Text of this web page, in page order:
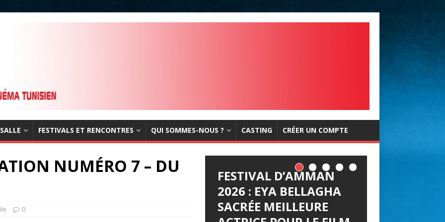
FESTIVALS ET RENCONTRES QUI SOMMES-NOUS ? CASTING CRÉER UN COMPTE
NUMÉRO 7 – DU
0
FESTIVAL D’AMMAN
2026 : EYA BELLAGHA
SACRÉE MEILLEURE
LES JOURNÉES
CINÉMATOGRAPHIQUE
S DE CARTHAGE (JCC)